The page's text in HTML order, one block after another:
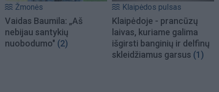
Žmonės
Vaidas Baumila: „Aš
nebijau santykių
nuobodumo" (2)
Klaipėdos pulsas
Klaipėdoje - prancūzų
laivas, kuriame galima
išgirsti banginių ir delfinų
skleidžiamus garsus (1)